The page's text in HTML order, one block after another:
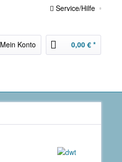
Service/Hilfe
Mein Konto 0,00 € *